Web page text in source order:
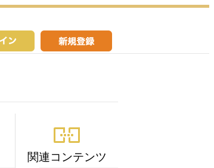
関連コンテンツ